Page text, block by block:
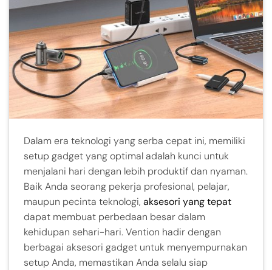
Dalam era teknologi yang serba cepat ini, memiliki
setup gadget yang optimal adalah kunci untuk
menjalani hari dengan lebih produktif dan nyaman.
Baik Anda seorang pekerja profesional, pelajar,
maupun pecinta teknologi, aksesori yang tepat
dapat membuat perbedaan besar dalam
kehidupan sehari-hari. Vention hadir dengan
berbagai aksesori gadget untuk menyempurnakan
setup Anda, memastikan Anda selalu siap